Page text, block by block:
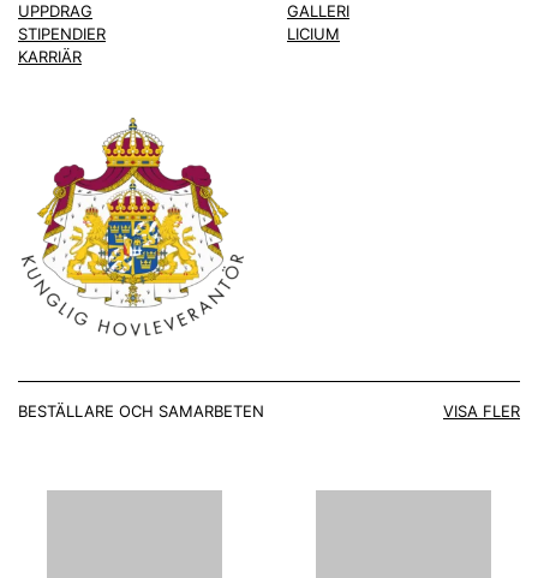
UPPDRAG
STIPENDIER
KARRIÄR
GALLERI
LICIUM
BESTÄLLARE OCH SAMARBETEN VISA FLER